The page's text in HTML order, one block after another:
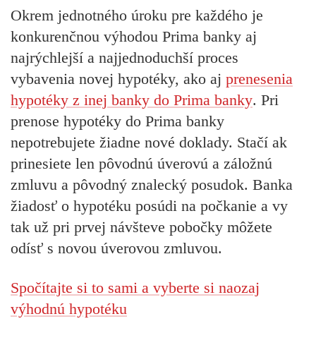
Okrem jednotného úroku pre každého je
konkurenčnou výhodou Prima banky aj
najrýchlejší a najjednoduchší proces
vybavenia novej hypotéky, ako aj prenesenia
hypotéky z inej banky do Prima banky. Pri
prenose hypotéky do Prima banky
nepotrebujete žiadne nové doklady. Stačí ak
prinesiete len pôvodnú úverovú a záložnú
zmluvu a pôvodný znalecký posudok. Banka
žiadosť o hypotéku posúdi na počkanie a vy
tak už pri prvej návšteve pobočky môžete
odísť s novou úverovou zmluvou.
Spočítajte si to sami a vyberte si naozaj
výhodnú hypotéku